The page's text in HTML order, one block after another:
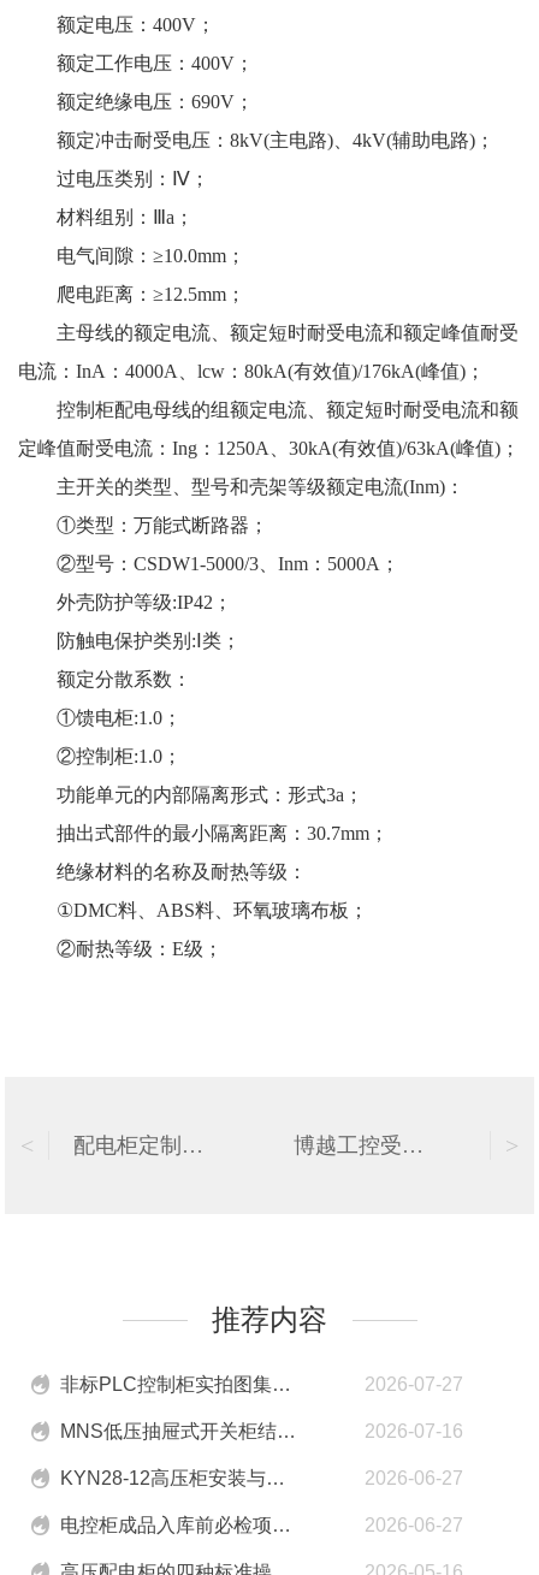
额定电压：400V；
额定工作电压：400V；
额定绝缘电压：690V；
额定冲击耐受电压：8kV(主电路)、4kV(辅助电路)；
过电压类别：Ⅳ；
材料组别：Ⅲa；
电气间隙：≥10.0mm；
爬电距离：≥12.5mm；
主母线的额定电流、额定短时耐受电流和额定峰值耐受
电流：InA：4000A、lcw：80kA(有效值)/176kA(峰值)；
控制柜配电母线的组额定电流、额定短时耐受电流和额
定峰值耐受电流：Ing：1250A、30kA(有效值)/63kA(峰值)；
主开关的类型、型号和壳架等级额定电流(Inm)：
①类型：万能式断路器；
②型号：CSDW1-5000/3、Inm：5000A；
外壳防护等级:IP42；
防触电保护类别:Ⅰ类；
额定分散系数：
①馈电柜:1.0；
②控制柜:1.0；
功能单元的内部隔离形式：形式3a；
抽出式部件的最小隔离距离：30.7mm；
绝缘材料的名称及耐热等级：
①DMC料、ABS料、环氧玻璃布板；
②耐热等级：E级；
< 配电柜定制必备清单：明确需求，优化生产流程 博越工控受邀出席2025西门子工业论坛呼和浩特分论坛，共话数字融合新未来 >
推荐内容
非标PLC控制柜实拍图集：从内部布局到工艺细节，一文看懂如何选型 2026-07-27
MNS低压抽屉式开关柜结构优势与行业应用 2026-07-16
KYN28-12高压柜安装与试验项目 2026-06-27
电控柜成品入库前必检项目：通电前、后的检测内容 2026-06-27